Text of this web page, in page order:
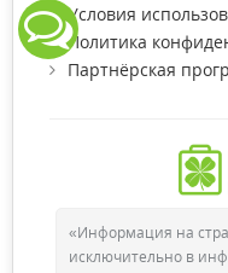
Условия
Политика
Партнёрская
«Информация на
исключительно в